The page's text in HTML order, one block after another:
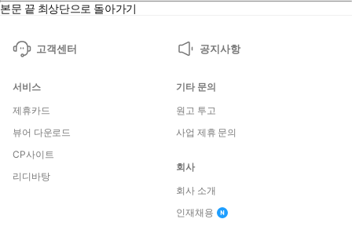
본문 끝 최상단으로 돌아가기
고객센터 공지사항
서비스
제휴카드
뷰어 다운로드
CP사이트
리디바탕
기타 문의
원고 투고
사업 제휴 문의
회사
회사 소개
인재채용